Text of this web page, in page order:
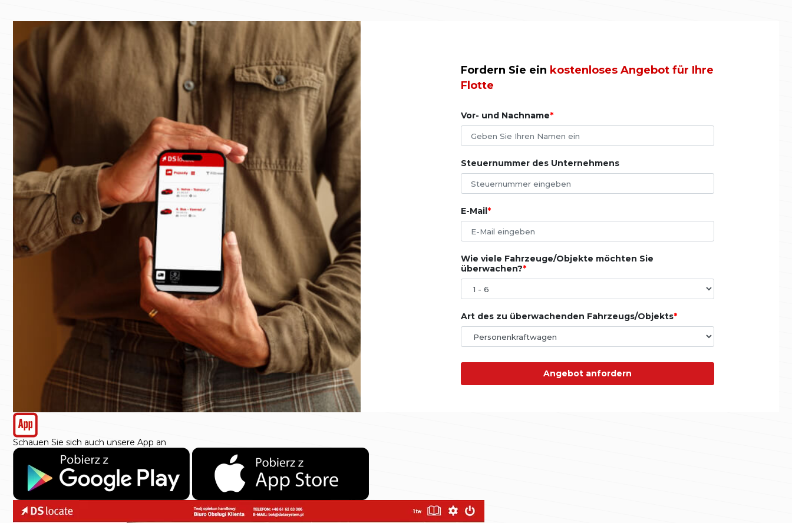
Fordern Sie ein kostenloses Angebot für Ihre
Flotte
Vor- und Nachname
Steuernummer des Unternehmens
E-Mail
Wie viele Fahrzeuge/Objekte möchten Sie
überwachen?
Art des zu überwachenden Fahrzeugs/Objekts
Angebot anfordern
Schauen Sie sich auch unsere App an